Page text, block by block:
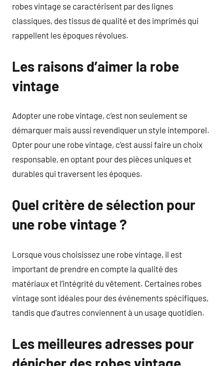
robes vintage se caractérisent par des lignes
classiques, des tissus de qualité et des imprimés qui
rappellent les époques révolues.
Les raisons d’aimer la robe
vintage
Adopter une robe vintage, c’est non seulement se
démarquer mais aussi revendiquer un style intemporel.
Opter pour une robe vintage, c’est aussi faire un choix
responsable, en optant pour des pièces uniques et
durables qui traversent les époques.
Quel critère de sélection pour
une robe vintage ?
Lorsque vous choisissez une robe vintage, il est
important de prendre en compte la qualité des
matériaux et l’intégrité du vêtement. Certaines robes
vintage sont idéales pour des événements spécifiques,
tandis que d’autres conviennent à un usage quotidien.
Les meilleures adresses pour